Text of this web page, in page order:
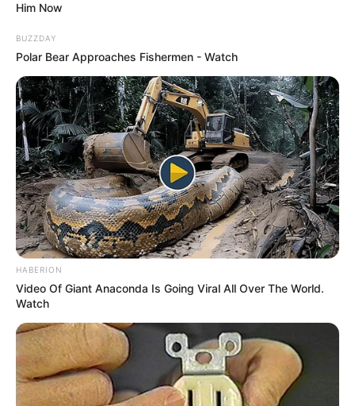
Him Now
BUZZDAY
Polar Bear Approaches Fishermen - Watch
HABERION
Video Of Giant Anaconda Is Going Viral All Over The World.
Watch